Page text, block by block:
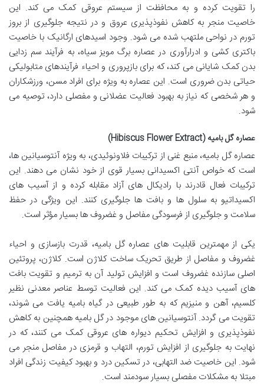
را تقویت کرده و به محافظت از سیستم عروقی کمک می کند. این
خاصیت منجر به کاهش نفوذپذیری عروق و در نتیجه جلوگیری از بروز
تورم در نواحی ملتهب شده می شود. وجود اسیدهای ارگانیک با خاصیت
باکتری کشی و ادرارآوری در عصاره برگ مویز سیاه، به فرآیند سم زدایی
بدن کمک شایانی می کند، که برای بازپروری و احیاء فرآیندهای متابولیکی
حیاتی بدن ضروری است. این عصاره به ویژه برای افراد مسن، ورزشکاران
و هر شخصی که نیاز به بهبود فعالیت عضلانی و مفصلی دارد، توصیه می
شود.
عصاره گل بامیه (Hibiscus Flower Extract)
عصاره گل بامیه، منبع غنی از ترکیبات فلاونوئیدی، به ویژه آنتوسیانین ها،
است که خواص آنتی اکسیدانی بسیار قوی از خود نشان می دهند. این
ترکیبات فعال قادرند با رادیکال های آزاد مقابله کرده و از آسیب های
اکسیداتیو به سلول ها و بافت ها جلوگیری کنند. این ویژگی در حفظ
سلامت و جلوگیری از فرسودگی مفاصل و غضروف ها بسیار مؤثر است.
یکی از مهمترین قابلیت های عصاره گل بامیه، قدرت بازسازی و احیاء
غضروف و مفاصل از طریق تحریک ساخت کلاژن است. کلاژن، پروتئین
اصلی سازنده غضروف است و افزایش تولید آن به ترمیم و تقویت بافت
های آسیب دیده کمک می کند. این فعالیت توسط عناصر معدنی نظیر
کلسیم، آهن و منیزیم که به طور طبیعی در گیاه بامیه یافت می شوند،
تقویت می گردد. آنتوسیانین های موجود در گل بامیه همچنین به کاهش
نفوذپذیری و افزایش تحکیم دیواره های عروقی کمک می کنند، که در
نهایت به جلوگیری از افزایش تورم، التهاب و قرمزی در مفاصل منجر می
شود. این خاصیت ضد التهابی، در تسکین درد و بهبود کیفیت زندگی افراد
مبتلا به مشکلات مفصلی بسیار سودمند است.